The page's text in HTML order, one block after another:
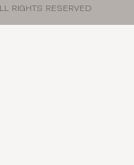
RIGHTS RESERVED